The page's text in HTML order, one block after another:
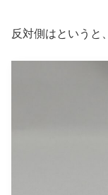
反対側はというと、